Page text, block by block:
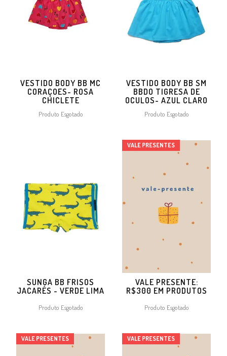
VESTIDO BODY BB MC
CORAÇOES- ROSA
CHICLETE
Produto Esgotado
VESTIDO BODY BB SM
BBDO TIGRESA DE
OCULOS- AZUL CLARO
Produto Esgotado
SUNGA BB FRISOS
JACARÉS - VERDE LIMA
Produto Esgotado
VALE PRESENTE:
R$300 EM PRODUTOS
Produto Esgotado
VALE PRESENTES
VALE PRESENTES VALE PRESENTES